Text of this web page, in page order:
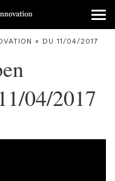
» DU 11/04/2017
04/2017